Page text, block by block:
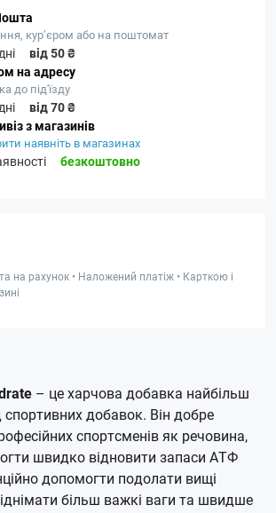
кур’єром або на поштомат
від 50 ₴
на адресу
до під'їзду
від 70 ₴
з магазинів
наявніть в магазинах
безкоштовно
на рахунок • Наложений платіж • Карткою і
– це харчова добавка найбільш
спортивних добавок. Він добре
спортсменів як речовина,
швидко відновити запаси АТФ
допомогти подолати вищі
більш важкі ваги та швидше